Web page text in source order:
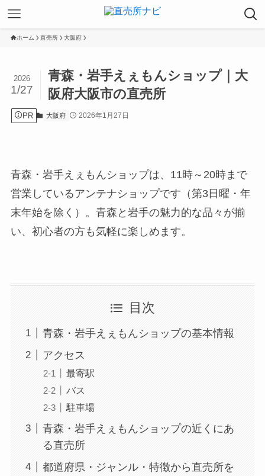
ホーム 直売所 大阪府
青森・岩手えぇもんショップ｜大
阪府大阪市の直売所
2026
1/27
PR 大阪府 2026年1月27日
青森・岩手えぇもんショップは、11時～20時まで
営業しているアンテナショップです（第3日曜・年
末年始を除く）。青森と岩手の魅力的な品々が揃
い、初心者の方も気軽に楽しめます。
目次
青森・岩手えぇもんショップの基本情報
アクセス
最寄駅
バス
駐車場
青森・岩手えぇもんショップの近くにあ
る直売所
都道府県・ジャンル・特徴から直売所を